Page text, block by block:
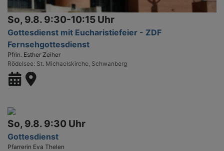
So, 9.8. 9:30-10:15 Uhr
Gottesdienst mit Eucharistiefeier - ZDF
Fernsehgottesdienst
Pfrin. Esther Zeiher
Rödelsee St. Michaelskirche, Schwanberg
So, 9.8. 9:30 Uhr
Gottesdienst
Pfarrerin Eva Thelen